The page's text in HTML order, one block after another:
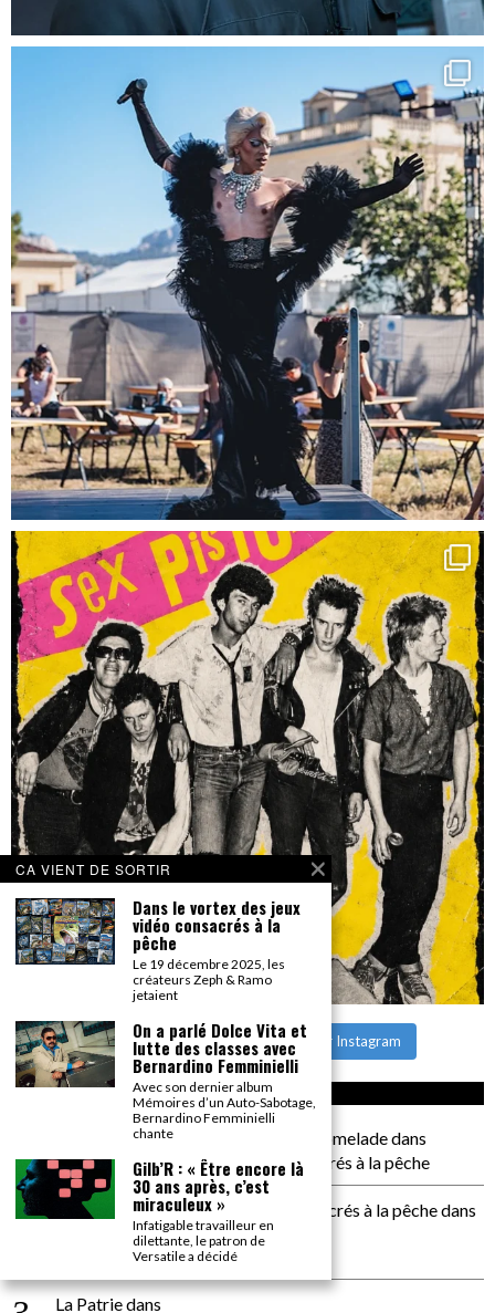
CHARGER PLUS Suivre sur Instagram
CA COMMENTE SEC
il a pas de genoux Messi comme P comeladedans
Dans le vortex des jeux vidéo consacrés à la pêche
Dans le vortex des jeux vidéos consacrés à la pêchedans
PACÔME THIELLEMENT
La séance d’Hip Gnose
La Patriedans
CA VIENT DE SORTIR
Dans le vortex des jeux
vidéo consacrés à la
pêche
Le 19 décembre 2025, les
créateurs Zeph & Ramo
jetaient
On a parlé Dolce Vita et
lutte des classes avec
Bernardino Femminielli
Avec son dernier album
Mémoires d’un Auto-Sabotage,
Bernardino Femminielli
chante
Gilb’R : « Être encore là
30 ans après, c’est
miraculeux »
Infatigable travailleur en
dilettante, le patron de
Versatile a décidé